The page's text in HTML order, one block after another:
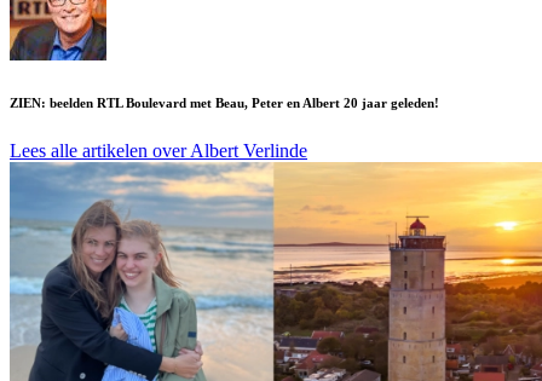
ZIEN: beelden RTL Boulevard met Beau, Peter en Albert 20 jaar geleden!
Lees alle artikelen over Albert Verlinde